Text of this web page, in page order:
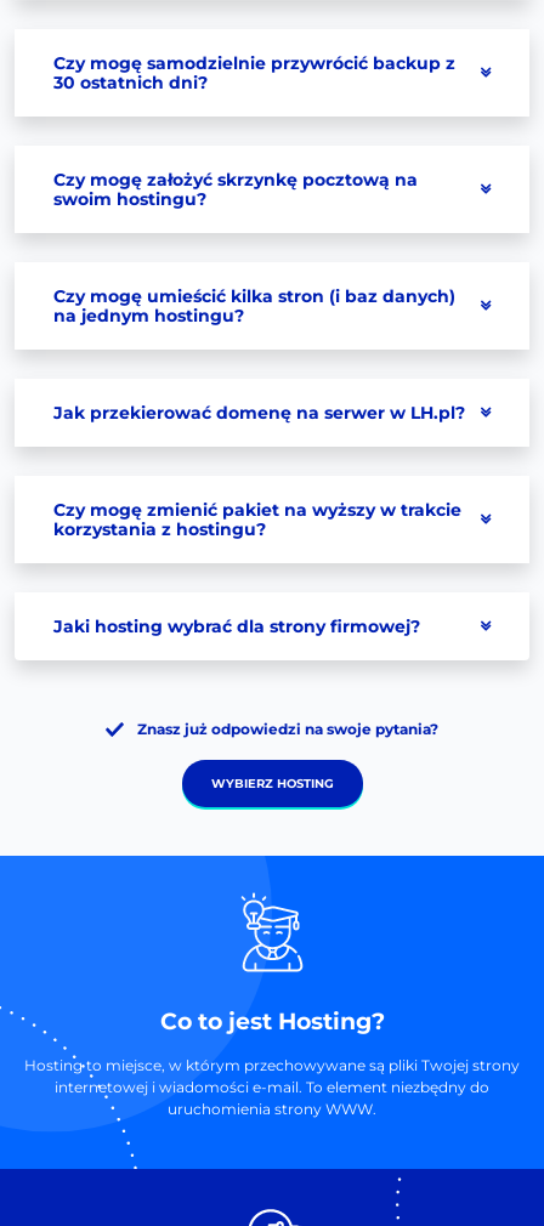
Czy mogę samodzielnie przywrócić backup z
30 ostatnich dni?
Czy mogę założyć skrzynkę pocztową na
swoim hostingu?
Czy mogę umieścić kilka stron (i baz danych)
na jednym hostingu?
Jak przekierować domenę na serwer w LH.pl?
Czy mogę zmienić pakiet na wyższy w trakcie
korzystania z hostingu?
Jaki hosting wybrać dla strony firmowej?
Znasz już odpowiedzi na swoje pytania?
WYBIERZ HOSTING
Co to jest Hosting?
Hosting to miejsce, w którym przechowywane są pliki Twojej strony
internetowej i wiadomości e-mail. To element niezbędny do
uruchomienia strony WWW.